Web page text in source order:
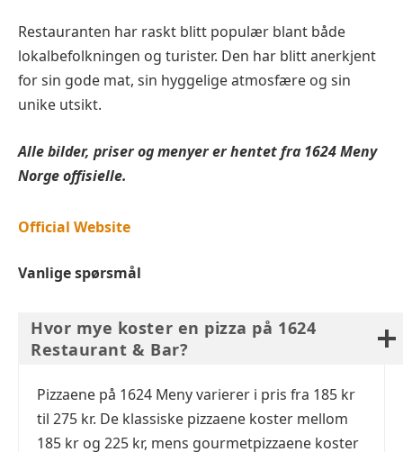
Restauranten har raskt blitt populær blant både
lokalbefolkningen og turister. Den har blitt anerkjent
for sin gode mat, sin hyggelige atmosfære og sin
unike utsikt.
Alle bilder, priser og menyer er hentet fra 1624Meny
Norge offisielle.
Official Website
Vanlige spørsmål
Hvor mye koster en pizza på 1624
Restaurant & Bar?
Pizzaene på 1624 Meny varierer i pris fra 185 kr
til 275 kr. De klassiske pizzaene koster mellom
185 kr og 225 kr, mens gourmetpizzaene koster